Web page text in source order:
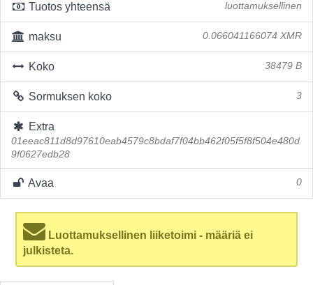
Tuotos yhteensä luottamuksellinen
maksu 0.066041166074 XMR
Koko 38479 B
Sormuksen koko 3
Extra
01eeac811d8d97610eab4579c8bdaf7f04bb462f05f5f8f504e480d
9f0627edb28
Avaa 0
Luottamuksellinen liiketoimi - määriä ei
julkisteta.